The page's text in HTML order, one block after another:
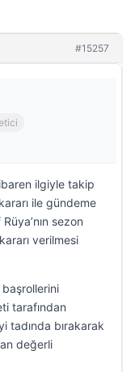
#15257
ilgiyle takip
ile gündeme
sezon
verilmesi
tarafından
tadında bırakarak
değerli